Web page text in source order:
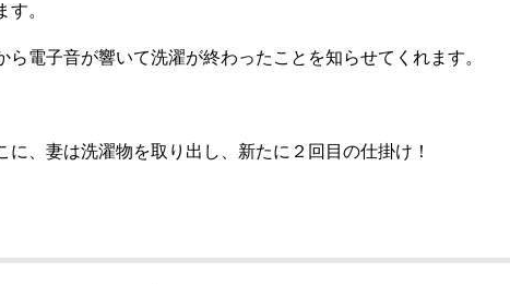
。
ら電子音が響いて洗濯が終わったことを知らせてくれます。
に、妻は洗濯物を取り出し、新たに２回目の仕掛け！